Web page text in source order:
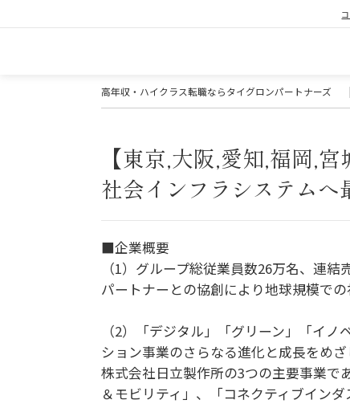
高年収・ハイクラス転職ならタイグロンパートナーズ |
【東京,大阪,愛知,福岡,
社会インフラシステム
■企業概要
（1）グループ総従業員数26万名、連
パートナーとの協創により地球規模での
（2）「デジタル」「グリーン」「イ
ション事業のさらなる進化と成長をめざ
株式会社日立製作所の3つの主要事業で
＆モビリティ」、「コネクティブインダ